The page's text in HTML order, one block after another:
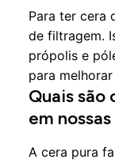
Para ter cera
de filtragem.
própolis e
para
Quais são
em
A cera pura